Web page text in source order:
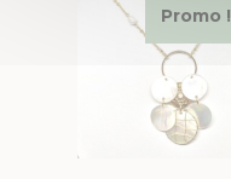
Promo !